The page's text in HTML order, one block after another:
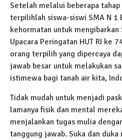
Setelah melalui beberapa
terpilihlah siswa-siswi SMA N 1
kehormatan untuk mengibarkan
Upacara Peringatan HUT RI ke
orang terpilih yang dipercaya
jawab besar untuk melakukan
istimewa bagi tanah air kita,
Tidak mudah untuk menjadi
lamanya fisik dan mental
menjalankan tugas mulia
tanggung jawab. Suka dan